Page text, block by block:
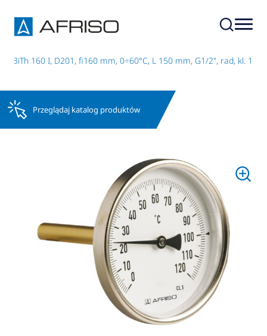
BiTh 160 I, D201, fi160 mm, 0÷60°C, L 150 mm, G1/2", rad, kl. 1
Przeglądaj katalog produktów